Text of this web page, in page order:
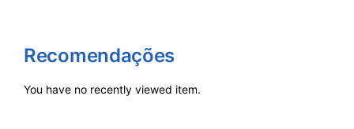
Recomendações
You have no recently viewed item.